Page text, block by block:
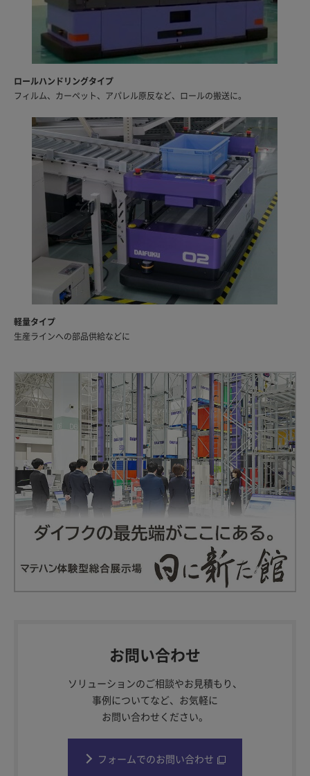
ロールハンドリングタイプ
フィルム、カーペット、アパレル原反など、ロールの搬送に。
軽量タイプ
生産ラインへの部品供給などに
お問い合わせ
ソリューションのご相談やお見積もり、
事例についてなど、お気軽に
お問い合わせください。
フォームでのお問い合わせ